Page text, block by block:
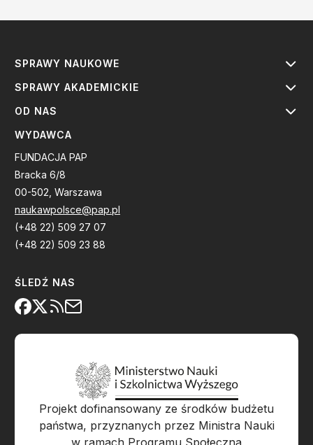
SPRAWY NAUKOWE
SPRAWY AKADEMICKIE
OD NAS
WYDAWCA
FUNDACJA PAP
Bracka 6/8
00-502, Warszawa
naukawpolsce@pap.pl
(+48 22) 509 27 07
(+48 22) 509 23 88
ŚLEDŹ NAS
Projekt dofinansowany ze środków budżetu
państwa, przyznanych przez Ministra Nauki